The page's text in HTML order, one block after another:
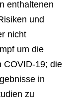
enthaltenen
und
nicht
um die
COVID-19; die
in
zu